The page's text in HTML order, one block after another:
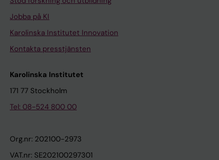
Jobba på KI
Karolinska Institutet Innovation
Kontakta presstjänsten
Karolinska Institutet
171 77 Stockholm
Tel: 08-524 800 00
Org.nr: 202100-2973
VAT.nr: SE202100297301